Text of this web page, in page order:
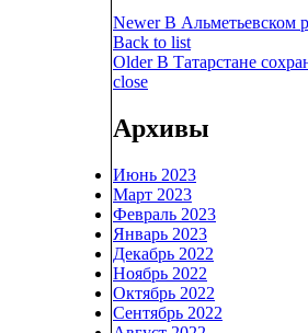
Newer В Альметьевском
Back to list
Older В Татарстане
close
Архивы
Июнь 2023
Март 2023
Февраль 2023
Январь 2023
Декабрь 2022
Ноябрь 2022
Октябрь 2022
Сентябрь 2022